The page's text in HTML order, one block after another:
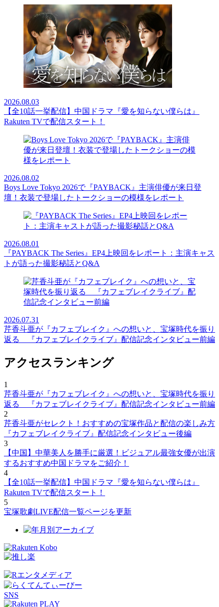
2026.08.03
【全10話一挙配信】中国ドラマ『愛を知らない僕らは』
Rakuten TVで配信スタート！
2026.08.02
Boys Love Tokyo 2026で『PAYBACK』主演俳優が来日登
壇！衣装で登場したトークショーの模様をレポート
2026.08.01
『PAYBACK The Series』EP4上映回をレポート：主演キャス
トが語った撮影秘話とQ&A
2026.07.31
芹香斗亜が『カフェブレイク』への想いと、宝塚時代を振り
返る 『カフェブレイクライブ』配信記念インタビュー前編
アクセスランキング
1
芹香斗亜が『カフェブレイク』への想いと、宝塚時代を振り
返る 『カフェブレイクライブ』配信記念インタビュー前編
2
芹香斗亜がセレクト！おすすめの宝塚作品と配信の楽しみ方
『カフェブレイクライブ』配信記念インタビュー後編
3
【中国】中華美人を勝手に厳選！ビジュアル最強女優が出演
するおすすめ中国ドラマをご紹介！
4
【全10話一挙配信】中国ドラマ『愛を知らない僕らは』
Rakuten TVで配信スタート！
5
宝塚歌劇LIVE配信一覧ページを更新
SNS